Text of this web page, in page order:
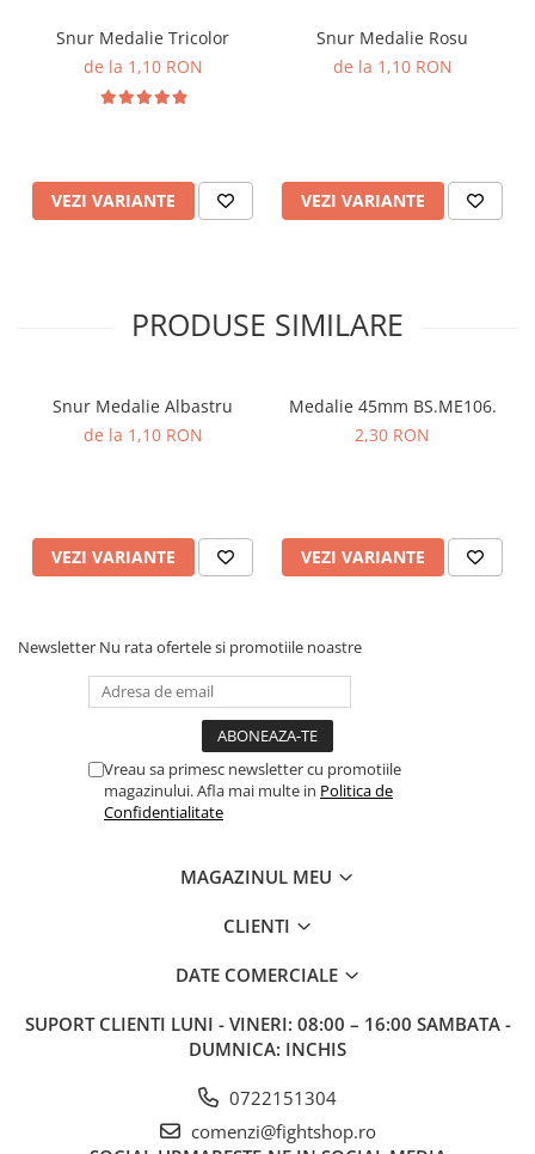
Snur Medalie Tricolor
de la 1,10 RON
VEZI VARIANTE
Snur Medalie Rosu
de la 1,10 RON
VEZI VARIANTE
PRODUSE SIMILARE
Snur Medalie Albastru
de la 1,10 RON
VEZI VARIANTE
Medalie 45mm BS.ME106.
2,30 RON
VEZI VARIANTE
Newsletter Nu rata ofertele si promotiile noastre
Vreau sa primesc newsletter cu promotiile
magazinului. Afla mai multe in Politica de
Confidentialitate
MAGAZINUL MEU
CLIENTI
DATE COMERCIALE
SUPORT CLIENTI LUNI - VINERI: 08:00 – 16:00 SAMBATA -
DUMNICA: INCHIS
0722151304
comenzi@fightshop.ro